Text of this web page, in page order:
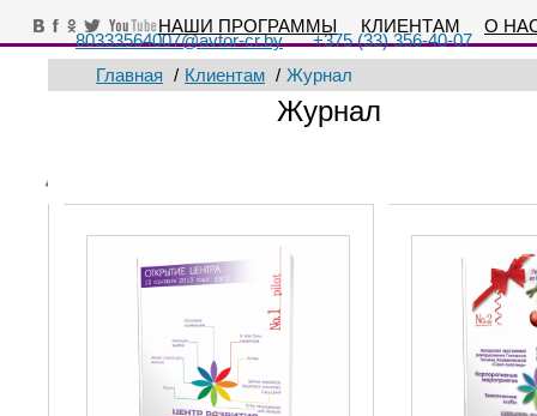
НАШИ ПРОГРАММЫ КЛИЕНТАМ О
80333564007@avtor-cr.by +375 (33) 356-40-07
Главная / Клиентам / Журнал
Журнал